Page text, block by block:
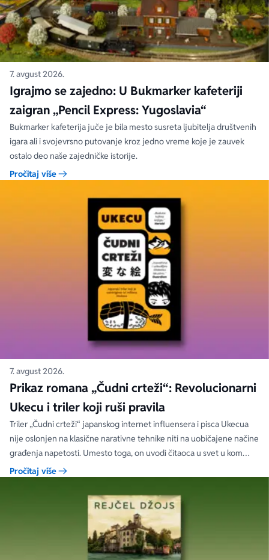
7. avgust 2026.
Igrajmo se zajedno: U Bukmarker kafeteriji
zaigran „Pencil Express: Yugoslavia“
Bukmarker kafeterija juče je bila mesto susreta ljubitelja društvenih
igara ali i svojevrsno putovanje kroz jedno vreme koje je zauvek
ostalo deo naše zajedničke istorije.
Pročitaj više
7. avgust 2026.
Prikaz romana „Čudni crteži“: Revolucionarni
Ukecu i triler koji ruši pravila
Triler „Čudni crteži“ japanskog internet influensera i pisca Ukecua
nije oslonjen na klasične narativne tehnike niti na uobičajene načine
građenja napetosti. Umesto toga, on uvodi čitaoca u svet u kom
priložene ilustracije govore više od reči, a ono što je nacrtano često
Pročitaj više